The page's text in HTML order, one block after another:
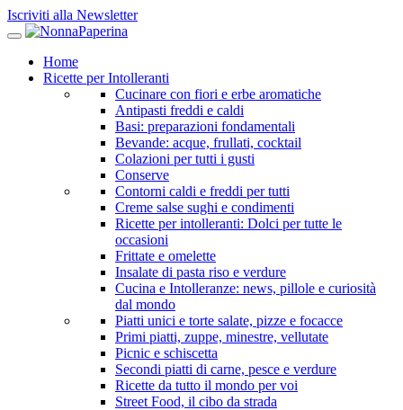
Iscriviti alla Newsletter
Home
Ricette per Intolleranti
Cucinare con fiori e erbe aromatiche
Antipasti freddi e caldi
Basi: preparazioni fondamentali
Bevande: acque, frullati, cocktail
Colazioni per tutti i gusti
Conserve
Contorni caldi e freddi per tutti
Creme salse sughi e condimenti
Ricette per intolleranti: Dolci per tutte le
occasioni
Frittate e omelette
Insalate di pasta riso e verdure
Cucina e Intolleranze: news, pillole e curiosità
dal mondo
Piatti unici e torte salate, pizze e focacce
Primi piatti, zuppe, minestre, vellutate
Picnic e schiscetta
Secondi piatti di carne, pesce e verdure
Ricette da tutto il mondo per voi
Street Food, il cibo da strada